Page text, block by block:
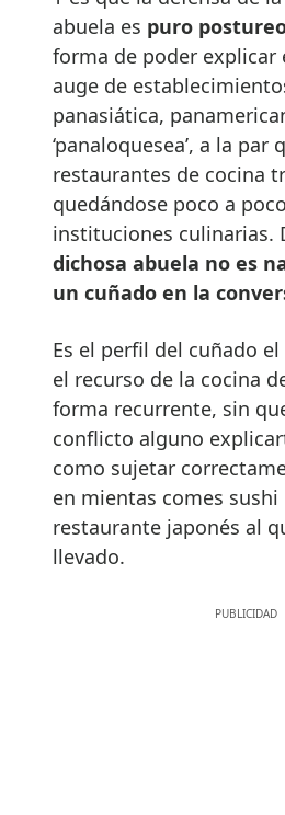
abuela es puro
forma de poder explicar
auge de
panasiática,
‘panaloquesea’, a la par
restaurantes de cocina
quedándose poco a
instituciones culinarias.
dichosa abuela no es
un cuñado en la
Es el perfil del cuñado
el recurso de la cocina
forma recurrente, sin
conflicto alguno
como sujetar
en mientas comes sushi
restaurante japonés al
llevado.